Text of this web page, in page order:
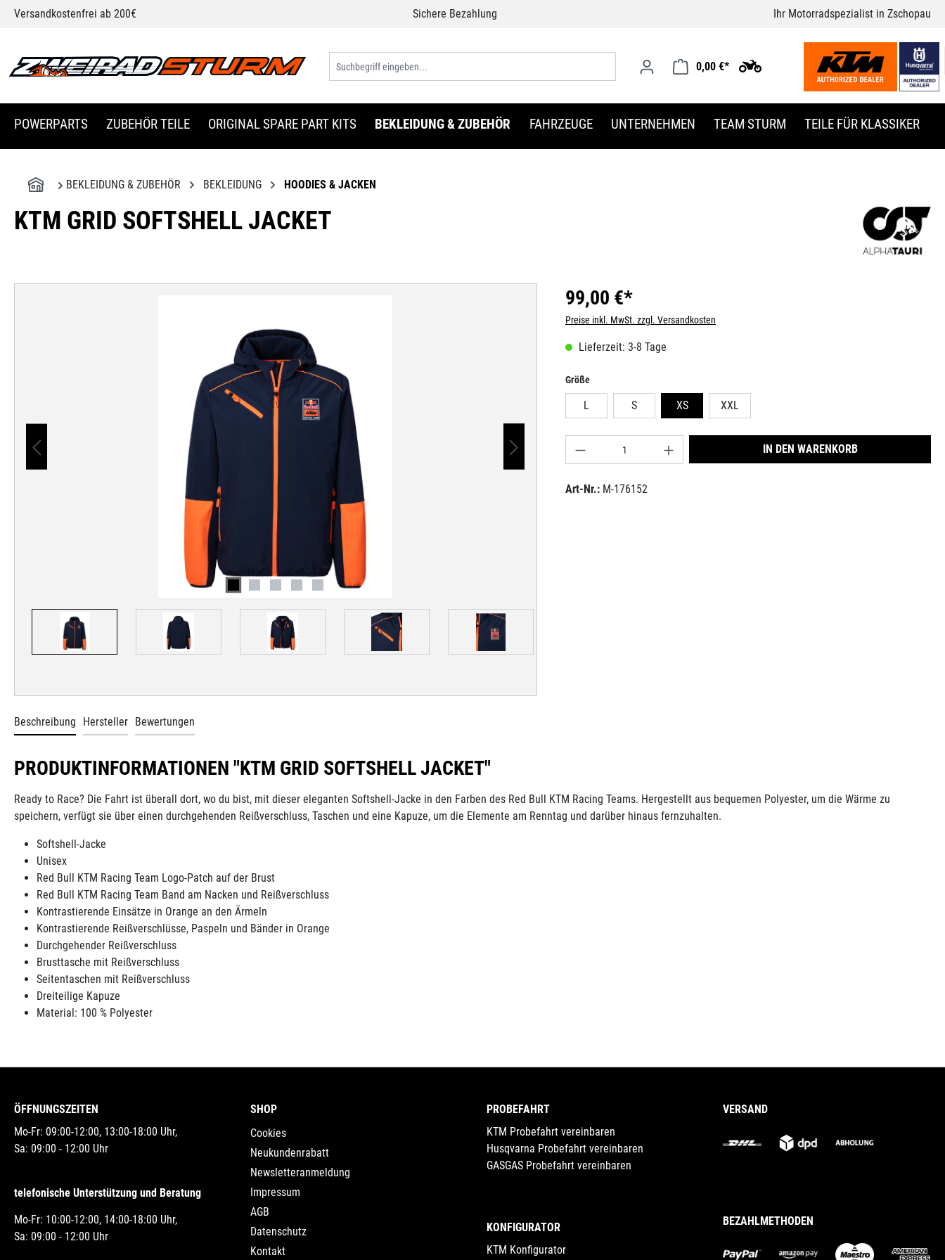
Zur Hauptnavigation springen
Versandkostenfrei ab 200€ Sichere Bezahlung Ihr Motorradspezialist in Zschopau
0,00 €*
POWERPARTS ZUBEHÖR TEILE ORIGINAL SPARE PART KITS BEKLEIDUNG & ZUBEHÖR FAHRZEUGE UNTERNEHMEN TEAM STURM TEILE FÜR KLASSIKER
BEKLEIDUNG & ZUBEHÖR BEKLEIDUNG HOODIES & JACKEN
KTM GRID SOFTSHELL JACKET
99,00 €*
Preise inkl. MwSt. zzgl. Versandkosten
Lieferzeit: 3-8 Tage
Größeauswählen
L S XS XXL
Produkt Anzahl: Gib den gewünschten Wert ein oder
IN DEN WARENKORB
Art-Nr.: M-176152
Beschreibung Hersteller Bewertungen
PRODUKTINFORMATIONEN "KTM GRID SOFTSHELL JACKET"
Ready to Race? Die Fahrt ist überall dort, wo du bist, mit dieser eleganten Softshell-Jacke in den Farben des Red Bull KTM Racing Teams. Hergestellt aus bequemen Polyester, um die Wärme zu
speichern, verfügt sie über einen durchgehenden Reißverschluss, Taschen und eine Kapuze, um die Elemente am Renntag und darüber hinaus fernzuhalten.
Softshell-Jacke
Unisex
Red Bull KTM Racing Team Logo-Patch auf der Brust
Red Bull KTM Racing Team Band am Nacken und Reißverschluss
Kontrastierende Einsätze in Orange an den Ärmeln
Kontrastierende Reißverschlüsse, Paspeln und Bänder in Orange
Durchgehender Reißverschluss
Brusttasche mit Reißverschluss
Seitentaschen mit Reißverschluss
Dreiteilige Kapuze
Material: 100 % Polyester
ÖFFNUNGSZEITEN
Mo-Fr: 09:00-12:00, 13:00-18:00 Uhr,
Sa: 09:00 - 12:00 Uhr
telefonische Unterstützung und Beratung
Mo-Fr: 10:00-12:00, 14:00-18:00 Uhr,
Sa: 09:00 - 12:00 Uhr
PROBEFAHRT
KTM Probefahrt vereinbaren
Husqvarna Probefahrt vereinbaren
GASGAS Probefahrt vereinbaren
KONFIGURATOR
KTM Konfigurator
SHOP
Cookies
Neukundenrabatt
Newsletteranmeldung
Impressum
AGB
Datenschutz
Kontakt
VERSAND
BEZAHLMETHODEN